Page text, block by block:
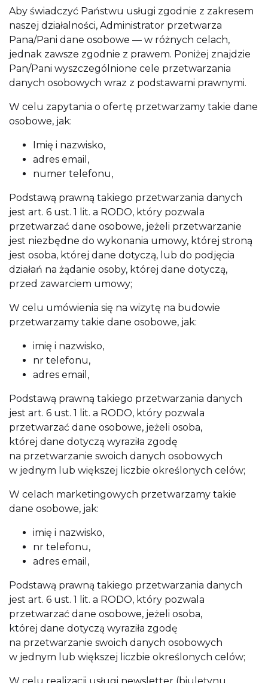
Aby świadczyć Państwu usługi zgodnie z zakresem
naszej działalności, Administrator przetwarza
Pana/Pani dane osobowe — w różnych celach,
jednak zawsze zgodnie z prawem. Poniżej znajdzie
Pan/Pani wyszczególnione cele przetwarzania
danych osobowych wraz z podstawami prawnymi.
W celu zapytania o ofertę przetwarzamy takie dane
osobowe, jak:
Imię i nazwisko,
adres email,
numer telefonu,
Podstawą prawną takiego przetwarzania danych
jest art. 6 ust. 1 lit. a RODO, który pozwala
przetwarzać dane osobowe, jeżeli przetwarzanie
jest niezbędne do wykonania umowy, której stroną
jest osoba, której dane dotyczą, lub do podjęcia
działań na żądanie osoby, której dane dotyczą,
przed zawarciem umowy;
W celu umówienia się na wizytę na budowie
przetwarzamy takie dane osobowe, jak:
imię i nazwisko,
nr telefonu,
adres email,
Podstawą prawną takiego przetwarzania danych
jest art. 6 ust. 1 lit. a RODO, który pozwala
przetwarzać dane osobowe, jeżeli osoba,
której dane dotyczą wyraziła zgodę
na przetwarzanie swoich danych osobowych
w jednym lub większej liczbie określonych celów;
W celach marketingowych przetwarzamy takie
dane osobowe, jak:
imię i nazwisko,
nr telefonu,
adres email,
Podstawą prawną takiego przetwarzania danych
jest art. 6 ust. 1 lit. a RODO, który pozwala
przetwarzać dane osobowe, jeżeli osoba,
której dane dotyczą wyraziła zgodę
na przetwarzanie swoich danych osobowych
w jednym lub większej liczbie określonych celów;